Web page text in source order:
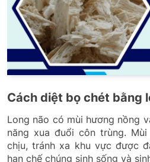
Cách diệt bọ chét bằng
Long não có mùi hương nồng
năng xua đuổi côn trùng.
chịu, tránh xa khu vực được
hạn chế chúng sinh sống và